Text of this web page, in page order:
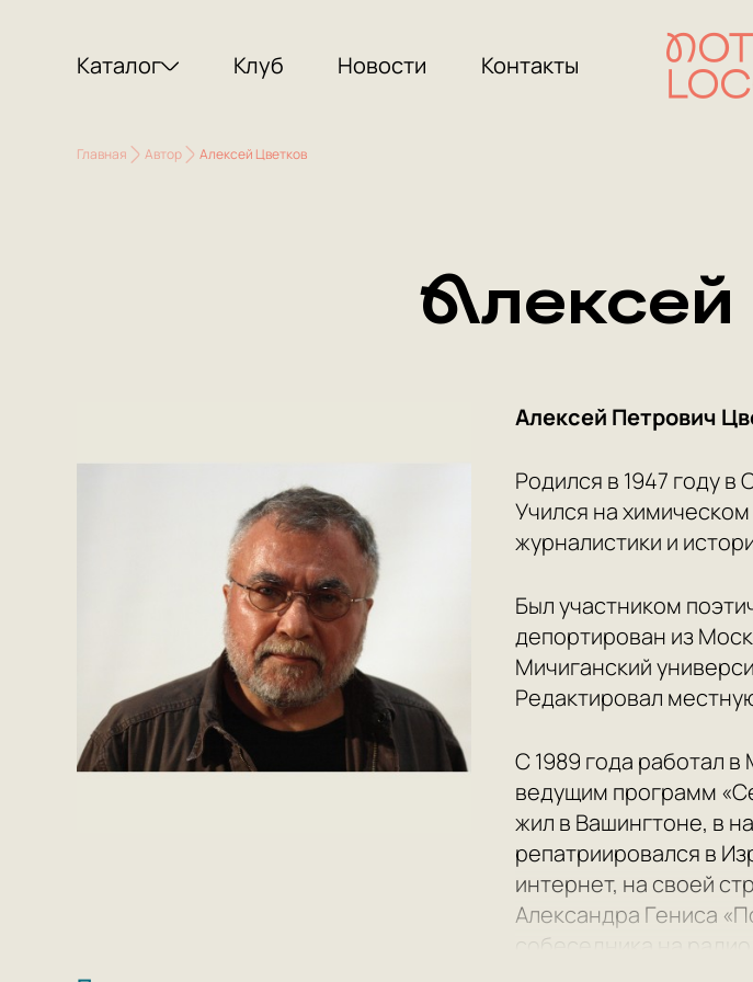
Каталог Клуб Новости Контакты
Главная Автор Алексей Цветков
Алексей
Алексей Петрович
Родился в 1947 году
Учился на
журналистики и
Был участником
депортирован из
Мичиганский
Редактировал
С 1989 года работал
ведущим программ
жил в Вашингтоне, в
репатриировался в
интернет, на своей
Александра Гениса
собеседника на